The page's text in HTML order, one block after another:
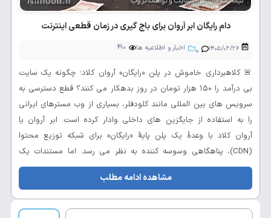
دام رایگان ابر آروان برای باج گیری در زمان قطعی اینترنت
۱۴۰۵/۰۲/۲۶ 0 اخبار و اطلاعیه ها 410
🚨 کلاهبرداری خاموش در پلن «رایگان» آروان کلاد؛ چگونه یک سایت
بی درآمد را ۱۵۰ هزار تومان در روز بدهکار می کنند؟ قطع دسترسی به
سرویس های بین المللی مانند کلودفلر، بسیاری از وب مسترهای ایرانی
را به استفاده از جایگزین های داخلی وادار کرده است. ابر آروان یا
آروان کلاد با وعدهٔ یک پلن پایهٔ «رایگان» برای شبکه توزیع محتوا
(CDN)، پناهگاهی وسوسه کننده به نظر می رسد. اما مستندات یک
سایت موسیقی کاملاً رایگان و بدون تبلیغات نشان می دهد که این
شرکت چگونه پس از جذب کاربر، در زمان قطعی...
مشاهده ادامه مطلب